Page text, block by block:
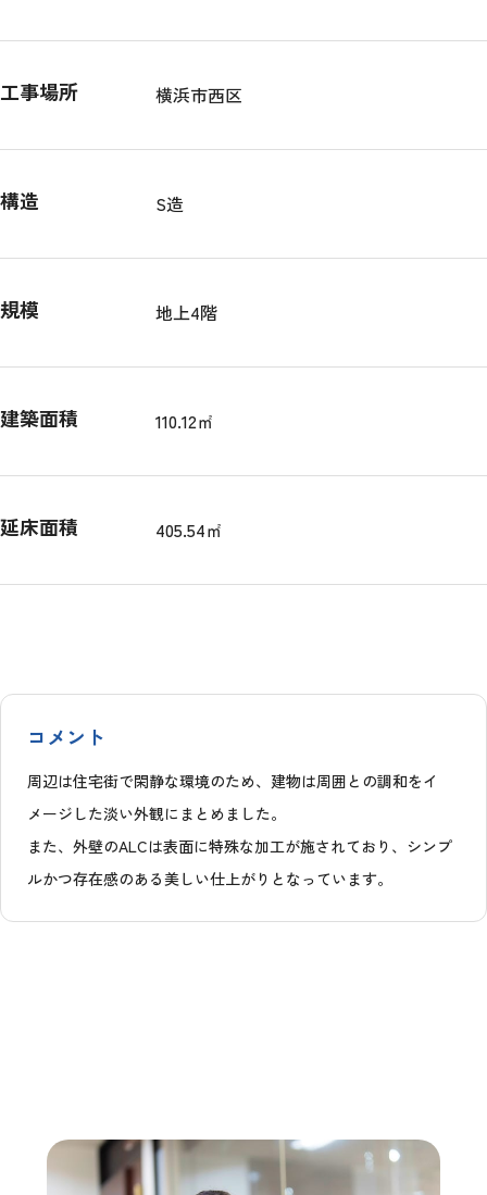
工事場所 横浜市西区
構造 S造
規模 地上4階
建築面積 110.12㎡
延床面積 405.54㎡
コメント
周辺は住宅街で閑静な環境のため、建物は周囲との調和をイ
メージした淡い外観にまとめました。
また、外壁のALCは表面に特殊な加工が施されており、シンプ
ルかつ存在感のある美しい仕上がりとなっています。